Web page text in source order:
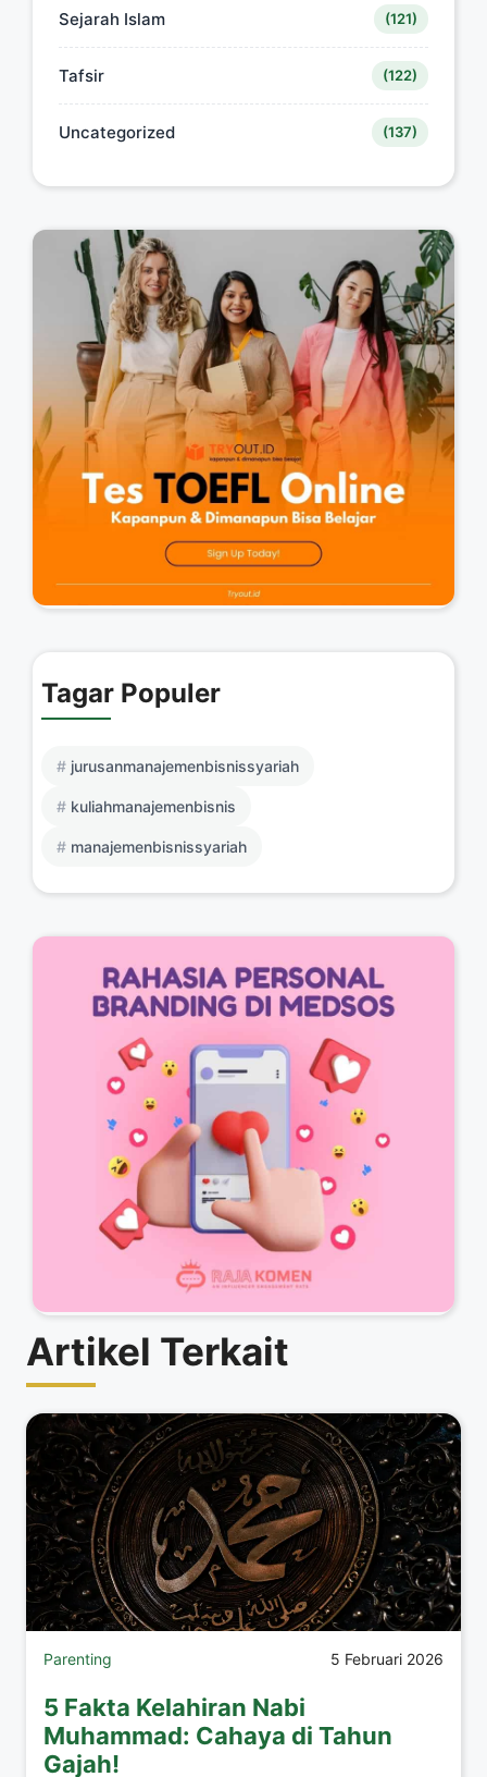
Sejarah Islam (121)
Tafsir (122)
Uncategorized (137)
Tagar Populer
jurusanmanajemenbisnissyariah
kuliahmanajemenbisnis
manajemenbisnissyariah
Artikel Terkait
Parenting 5 Februari 2026
5 Fakta Kelahiran Nabi
Muhammad: Cahaya di Tahun
Gajah!